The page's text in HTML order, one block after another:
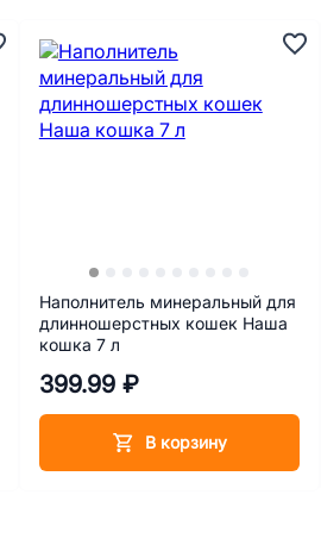
Наполнитель минеральный для
длинношерстных кошек Наша
кошка 7 л
399.99 ₽
В корзину